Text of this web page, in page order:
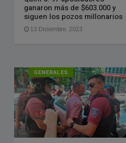
ganaron más de $603.000 y
siguen los pozos millonarios
13 Diciembre, 2023
GENERALES